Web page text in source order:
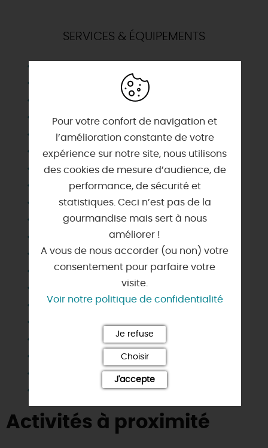
SERVICES & ÉQUIPEMENTS
Chaise haute
Chauffage
Congélateur
Cour
Draps et linges compris
Etage
Lave linge privatif
Lit bébé
Matériel enfant
Parking
Salle d'eau privée
Activités à proximité
Pour votre confort de navigation et
l’amélioration constante de votre
expérience sur notre site, nous utilisons
des cookies de mesure d’audience, de
performance, de sécurité et
statistiques. Ceci n’est pas de la
gourmandise mais sert à nous
améliorer !
A vous de nous accorder (ou non) votre
consentement pour parfaire votre
visite.
Voir notre politique de confidentialité
Je refuse
Choisir
J'accepte